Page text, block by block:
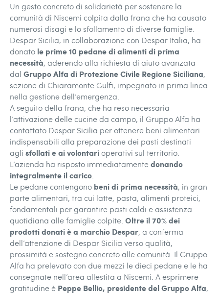
Un gesto concreto di solidarietà per sostenere la
comunità di Niscemi colpita dalla frana che ha causato
numerosi disagi e lo sfollamento di diverse famiglie.
Despar Sicilia, in collaborazione con Despar Italia, ha
donato le prime 10 pedane di alimenti di prima
necessità, aderendo alla richiesta di aiuto avanzata
dal Gruppo Alfa di Protezione Civile Regione Siciliana,
sezione di Chiaramonte Gulfi, impegnato in prima linea
nella gestione dell’emergenza.
A seguito della frana, che ha reso necessaria
l’attivazione delle cucine da campo, il Gruppo Alfa ha
contattato Despar Sicilia per ottenere beni alimentari
indispensabili alla preparazione dei pasti destinati
agli sfollati e ai volontarioperativi sul territorio.
L’azienda ha risposto immediatamentedonando
integralmente il carico
Le pedane contengono beni di prima necessità, in gran
parte alimentari, tra cui latte, pasta, alimenti proteici,
fondamentali per garantire pasti caldi e assistenza
quotidiana alle famiglie colpite. Oltre il 70% dei
prodotti donati è a marchio Despar, a conferma
dell’attenzione di Despar Sicilia verso qualità,
prossimità e sostegno concreto alle comunità. Il Gruppo
Alfa ha prelevato con due mezzi le dieci pedane e le ha
consegnate nell’area allestita a Niscemi. A esprimere
gratitudine è Peppe Bellio, presidente del Gruppo Alfa,